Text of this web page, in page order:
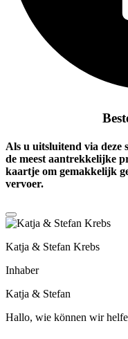
Als u uitsluitend via deze
de meest aantrekkelijke
kaartje om gemakkelijk
vervoer.
Katja & Stefan Krebs
Inhaber
Katja & Stefan
Hallo, wie können wir